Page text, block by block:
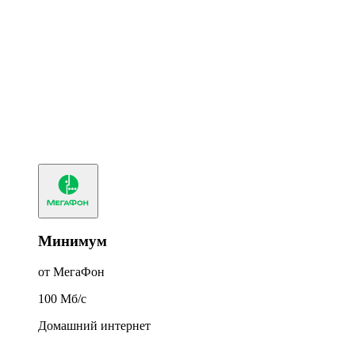
Минимум
от МегаФон
100 Мб/c
Домашний интернет